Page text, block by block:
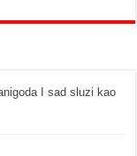
I sad sluzi kao